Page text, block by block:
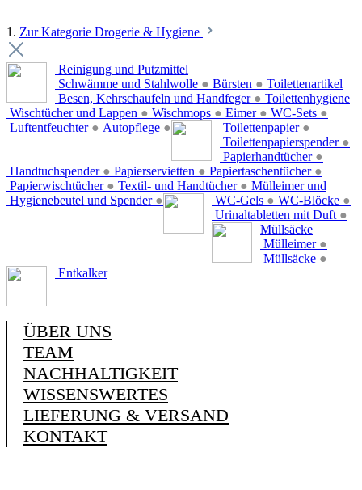
1. Zur Kategorie Drogerie & Hygiene
Reinigung und Putzmittel
Schwämme und Stahlwolle ● Bürsten ●
Besen, Kehrschaufeln und Handfeger ●
Wischtücher und Lappen ● Wischmops ● Eimer ● WC-Sets ●
Luftentfeuchter ● Autopflege ●
Toilettenartikel
Toilettenpapier ●
Toilettenpapierspender ●
Papierhandtücher ●
Handtuchspender ● Papierservietten ● Papiertaschentücher ●
Papierwischtücher ● Textil- und Handtücher ●
Hygienebeutel und Spender ●
Toilettenhygiene
WC-Gels ● WC-Blöcke ●
Urinaltabletten mit Duft ●
Mülleimer und
Müllsäcke
Mülleimer ●
Müllsäcke ●
Entkalker
ÜBER UNS
TEAM
NACHHALTIGKEIT
WISSENSWERTES
LIEFERUNG & VERSAND
KONTAKT